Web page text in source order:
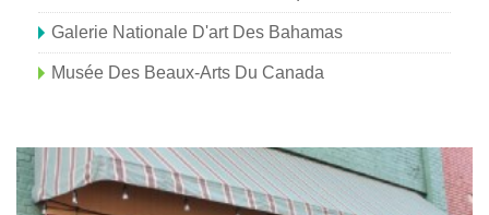
Galerie Nationale D'art Des Bahamas
Musée Des Beaux-Arts Du Canada